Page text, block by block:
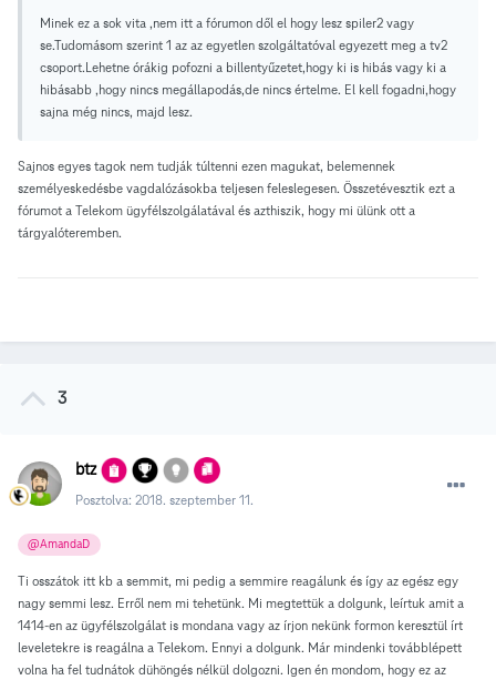
Minek ez a sok vita ,nem itt a fórumon dől el hogy lesz spiler2 vagy
se.Tudomásom szerint 1 az az egyetlen szolgáltatóval egyezett meg a tv2
csoport.Lehetne órákig pofozni a billentyűzetet,hogy ki is hibás vagy ki a
hibásabb ,hogy nincs megállapodás,de nincs értelme. El kell fogadni,hogy
sajna még nincs, majd lesz.
Sajnos egyes tagok nem tudják túltenni ezen magukat, belemennek
személyeskedésbe vagdalózásokba teljesen feleslegesen. Összetévesztik ezt a
fórumot a Telekom ügyfélszolgálatával és azthiszik, hogy mi ülünk ott a
tárgyalóteremben.
3
btz
Posztolva: 2018. szeptember 11.
@AmandaD
Ti osszátok itt kb a semmit, mi pedig a semmire reagálunk és így az egész egy
nagy semmi lesz. Erről nem mi tehetünk. Mi megtettük a dolgunk, leírtuk amit a
1414-en az ügyfélszolgálat is mondana vagy az írjon nekünk formon keresztül írt
leveletekre is reagálna a Telekom. Ennyi a dolgunk. Már mindenki továbblépett
volna ha fel tudnátok dühöngés nélkül dolgozni. Igen én mondom, hogy ez az